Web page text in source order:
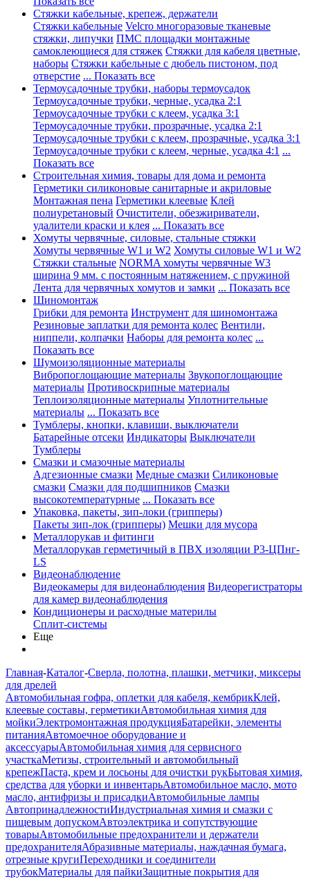
Стяжки кабельные, крепеж, держатели
Стяжки кабельные Velcro многоразовые тканевые
стяжки, липучки ПМС площадки монтажные
самоклеющиеся для стяжек Стяжки для кабеля цветные,
наборы Стяжки кабельные с дюбель пистоном, под
отверстие ... Показать все
Термоусадочные трубки, наборы термоусадок
Термоусадочные трубки, черные, усадка 2:1
Термоусадочные трубки с клеем, усадка 3:1
Термоусадочные трубки, прозрачные, усадка 2:1
Термоусадочные трубки с клеем, прозрачные, усадка 3:1
Термоусадочные трубки с клеем, черные, усадка 4:1 ...
Показать все
Строительная химия, товары для дома и ремонта
Герметики силиконовые санитарные и акриловые
Монтажная пена Герметики клеевые Клей
полиуретановый Очистители, обезжириватели,
удалители краски и клея ... Показать все
Хомуты червячные, силовые, стальные стяжки
Хомуты червячные W1 и W2 Хомуты силовые W1 и W2
Стяжки стальные NORMA хомуты червячные W3
ширина 9 мм. с постоянным натяжением, с пружиной
Лента для червячных хомутов и замки ... Показать все
Шиномонтаж
Грибки для ремонта Инструмент для шиномонтажа
Резиновые заплатки для ремонта колес Вентили,
ниппели, колпачки Наборы для ремонта колес ...
Показать все
Шумоизоляционные материалы
Вибропоглощающие материалы Звукопоглощающие
материалы Противоскрипные материалы
Теплоизоляционные материалы Уплотнительные
материалы ... Показать все
Тумблеры, кнопки, клавиши, выключатели
Батарейные отсеки Индикаторы Выключатели
Тумблеры
Смазки и смазочные материалы
Адгезионные смазки Медные смазки Силиконовые
смазки Смазки для подшипников Смазки
высокотемпературные ... Показать все
Упаковка, пакеты, зип-локи (грипперы)
Пакеты зип-лок (грипперы) Мешки для мусора
Металлорукав и фитинги
Металлорукав герметичный в ПВХ изоляции Р3-ЦПнг-
LS
Видеонаблюдение
Видеокамеры для видеонаблюдения Видеорегистраторы
для камер видеонаблюдения
Кондиционеры и расходные материлы
Сплит-системы
Еще
Главная-Каталог-Сверла, полотна, плашки, метчики, миксеры
для дрелей
Автомобильная гофра, оплетки для кабеля, кембрикКлей,
клеевые составы, герметикиАвтомобильная химия для
мойкиЭлектромонтажная продукцияБатарейки, элементы
питанияАвтомоечное оборудование и
аксессуарыАвтомобильная химия для сервисного
участкаМетизы, строительный и автомобильный
крепежПаста, крем и лосьоны для очистки рукБытовая химия,
средства для уборки и инвентарьАвтомобильное масло, мото
масло, антифризы и присадкиАвтомобильные лампы
АвтопринадлежностиИндустриальная химия и смазки с
пищевым допускомАвтоэлектрика и сопутствующие
товарыАвтомобильные предохранители и держатели
предохранителяАбразивные материалы, наждачная бумага,
отрезные кругиПереходники и соединители
трубокМатериалы для пайкиЗащитные покрытия для